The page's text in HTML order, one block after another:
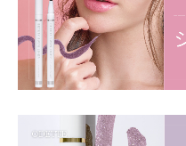
ん。
例：サロン内で展示し
下向き保管は色が出にく
避けて下さい。